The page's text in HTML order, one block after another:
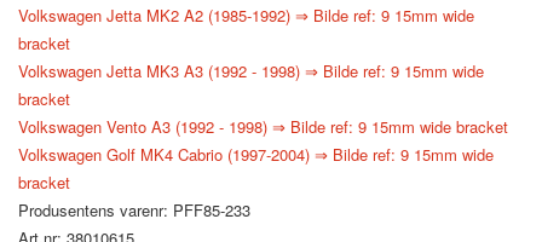
Volkswagen Jetta MK2 A2 (1985-1992) ⇒ Bilde ref: 9 15mm wide
bracket
Volkswagen Jetta MK3 A3 (1992 - 1998) ⇒ Bilde ref: 9 15mm wide
bracket
Volkswagen Vento A3 (1992 - 1998) ⇒ Bilde ref: 9 15mm wide bracket
Volkswagen Golf MK4 Cabrio (1997-2004) ⇒ Bilde ref: 9 15mm wide
bracket
Produsentens varenr: PFF85-233